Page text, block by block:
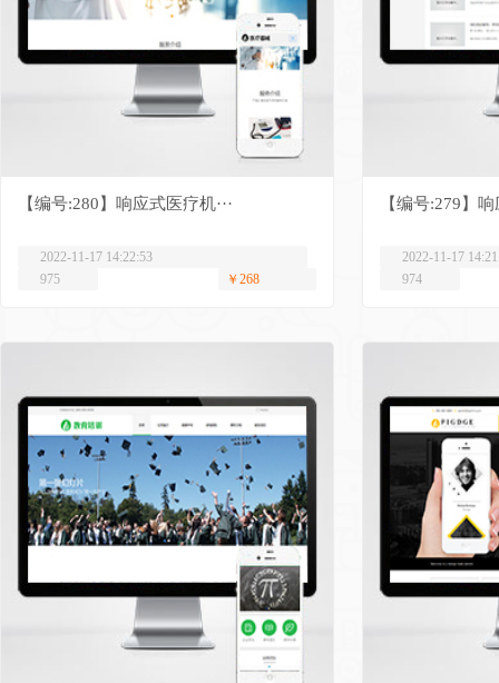
【编号:280】响应式医疗机···
2022-11-17 14:22:53
975
￥268
【编号:279】响
2022-11-17
974